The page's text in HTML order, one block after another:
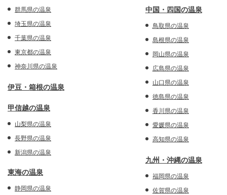
群馬県の温泉
埼玉県の温泉
千葉県の温泉
東京都の温泉
神奈川県の温泉
伊豆・箱根の温泉
甲信越の温泉
山梨県の温泉
長野県の温泉
新潟県の温泉
東海の温泉
静岡県の温泉
中国・四国の温泉
鳥取県の温泉
島根県の温泉
岡山県の温泉
広島県の温泉
山口県の温泉
徳島県の温泉
香川県の温泉
愛媛県の温泉
高知県の温泉
九州・沖縄の温泉
福岡県の温泉
佐賀県の温泉